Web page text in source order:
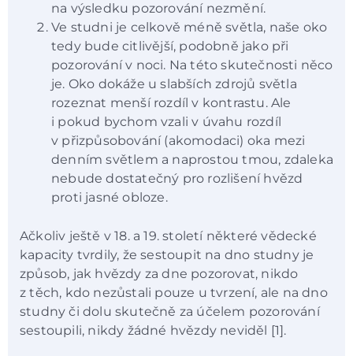
na výsledku pozorování nezmění.
Ve studni je celkově méně světla, naše oko
tedy bude citlivější, podobně jako při
pozorování v noci. Na této skutečnosti něco
je. Oko dokáže u slabších zdrojů světla
rozeznat menší rozdíl v kontrastu. Ale
i pokud bychom vzali v úvahu rozdíl
v přizpůsobování (akomodaci) oka mezi
denním světlem a naprostou tmou, zdaleka
nebude dostatečný pro rozlišení hvězd
proti jasné obloze.
Ačkoliv ještě v 18. a 19. století některé vědecké
kapacity tvrdily, že sestoupit na dno studny je
způsob, jak hvězdy za dne pozorovat, nikdo
z těch, kdo nezůstali pouze u tvrzení, ale na dno
studny či dolu skutečně za účelem pozorování
sestoupili, nikdy žádné hvězdy neviděl [1].